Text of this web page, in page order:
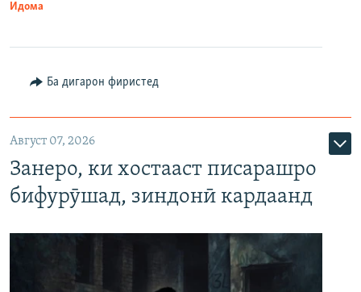
Идома
Ба дигарон фиристед
Август 07, 2026
Занеро, ки хостааст писарашро
бифурӯшад, зиндонӣ кардаанд